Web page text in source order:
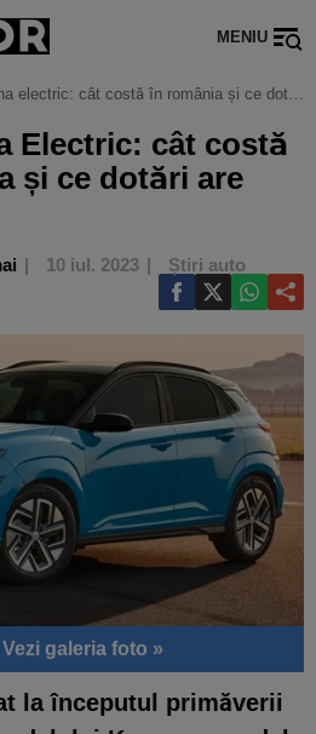
MENIU
electric: cât costă în românia și ce dotări are
Electric: cât costă
și ce dotări are
10 iul. 2023 Știri auto
Vezi galeria foto »
la începutul primăverii